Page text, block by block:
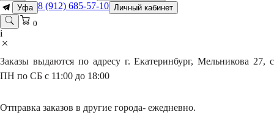
Уфа 8 (912) 685-57-10 Личный кабинет
0
i
Заказы выдаются по адресу г. Екатеринбург, Мельникова 27, с
ПН по СБ с 11:00 до 18:00
Отправка заказов в другие города- ежедневно.